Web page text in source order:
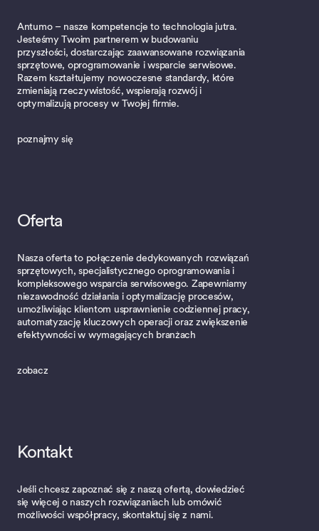
Antumo – nasze kompetencje to technologia jutra.
Jesteśmy Twoim partnerem w budowaniu
przyszłości, dostarczając zaawansowane rozwiązania
sprzętowe, oprogramowanie i wsparcie serwisowe.
Razem kształtujemy nowoczesne standardy, które
zmieniają rzeczywistość, wspierają rozwój i
optymalizują procesy w Twojej firmie.
poznajmy się
Oferta
Nasza oferta to połączenie dedykowanych rozwiązań
sprzętowych, specjalistycznego oprogramowania i
kompleksowego wsparcia serwisowego. Zapewniamy
niezawodność działania i optymalizację procesów,
umożliwiając klientom usprawnienie codziennej pracy,
automatyzację kluczowych operacji oraz zwiększenie
efektywności w wymagających branżach
zobacz
Kontakt
Jeśli chcesz zapoznać się z naszą ofertą, dowiedzieć
się więcej o naszych rozwiązaniach lub omówić
możliwości współpracy, skontaktuj się z nami.